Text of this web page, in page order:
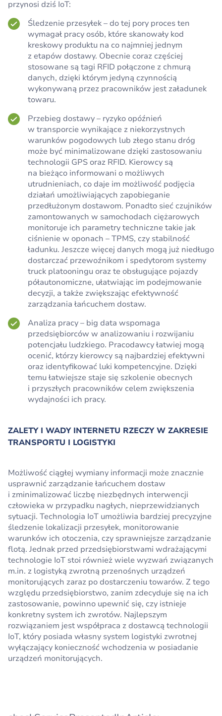
przynosi dziś IoT:
Śledzenie przesyłek – do tej pory proces ten
wymagał pracy osób, które skanowały kod
kreskowy produktu na co najmniej jednym
z etapów dostawy. Obecnie coraz częściej
stosowane są tagi RFID połączone z chmurą
danych, dzięki którym jedyną czynnością
wykonywaną przez pracowników jest załadunek
towaru.
Przebieg dostawy – ryzyko opóźnień
w transporcie wynikające z niekorzystnych
warunków pogodowych lub złego stanu dróg
może być minimalizowane dzięki zastosowaniu
technologii GPS oraz RFID. Kierowcy są
na bieżąco informowani o możliwych
utrudnieniach, co daje im możliwość podjęcia
działań umożliwiających zapobieganie
przedłużonym dostawom. Ponadto sieć czujników
zamontowanych w samochodach ciężarowych
monitoruje ich parametry techniczne takie jak
ciśnienie w oponach – TPMS, czy stabilność
ładunku. Jeszcze więcej danych mogą już niedługo
dostarczać przewoźnikom i spedytorom systemy
truck platooningu oraz te obsługujące pojazdy
półautonomiczne, ułatwiając im podejmowanie
decyzji, a także zwiększając efektywność
zarządzania łańcuchem dostaw.
Analiza pracy – big data wspomaga
przedsiębiorców w analizowaniu i rozwijaniu
potencjału ludzkiego. Pracodawcy łatwiej mogą
ocenić, którzy kierowcy są najbardziej efektywni
oraz identyfikować luki kompetencyjne. Dzięki
temu łatwiejsze staje się szkolenie obecnych
i przyszłych pracowników celem zwiększenia
wydajności ich pracy.
ZALETY I WADY INTERNETU RZECZY W ZAKRESIE
TRANSPORTU I LOGISTYKI
Możliwość ciągłej wymiany informacji może znacznie
usprawnić zarządzanie łańcuchem dostaw
i zminimalizować liczbę niezbędnych interwencji
człowieka w przypadku nagłych, nieprzewidzianych
sytuacji. Technologia IoT umożliwia bardziej precyzyjne
śledzenie lokalizacji przesyłek, monitorowanie
warunków ich otoczenia, czy sprawniejsze zarządzanie
flotą. Jednak przed przedsiębiorstwami wdrażającymi
technologie IoT stoi również wiele wyzwań związanych
m.in. z logistyką zwrotną przenośnych urządzeń
monitorujących zaraz po dostarczeniu towarów. Z tego
względu przedsiębiorstwo, zanim zdecyduje się na ich
zastosowanie, powinno upewnić się, czy istnieje
konkretny system ich zwrotów. Najlepszym
rozwiązaniem jest współpraca z dostawcą technologii
IoT, który posiada własny system logistyki zwrotnej
wyłączający konieczność wchodzenia w posiadanie
urządzeń monitorujących.